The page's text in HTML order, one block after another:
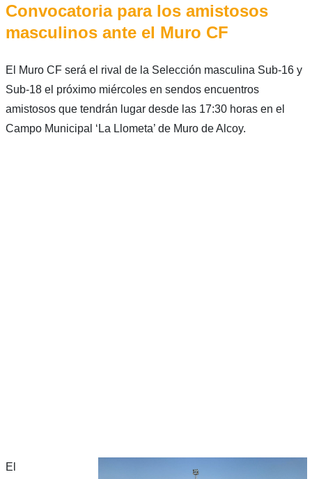
Convocatoria para los amistosos
masculinos ante el Muro CF
El Muro CF será el rival de la Selección masculina Sub-16 y
Sub-18 el próximo miércoles en sendos encuentros
amistosos que tendrán lugar desde las 17:30 horas en el
Campo Municipal ‘La Llometa’ de Muro de Alcoy.
El